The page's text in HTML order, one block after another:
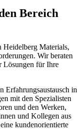
Bereich
Heidelberg Materials,
Wir beraten
Lösungen für Ihre
Erfahrungsaustausch in
mit den Spezialisten
und den Werken,
und Kollegen aus
kundenorientierte